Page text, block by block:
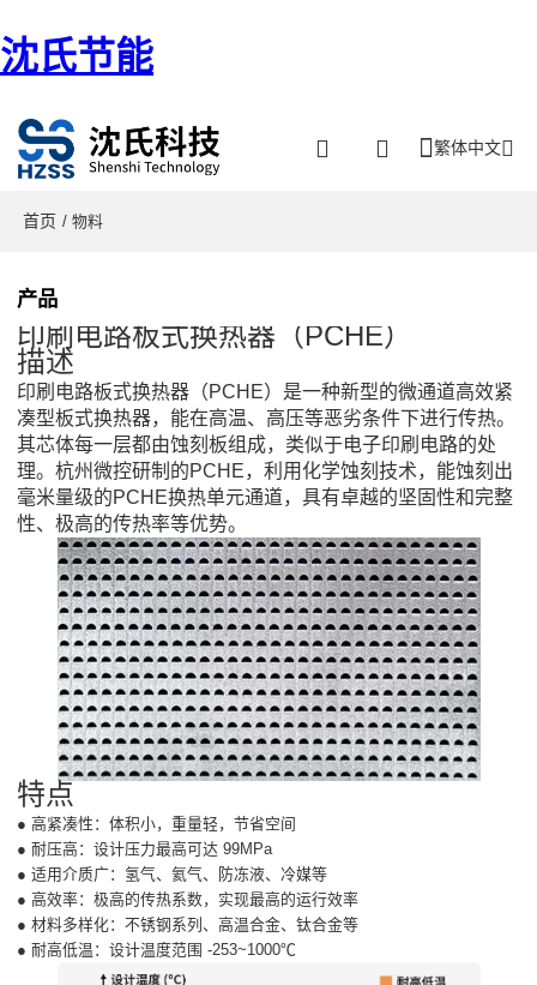
沈氏节能
繁体中文
首页 / 物料
产品
印刷电路板式换热器（PCHE）
描述
印刷电路板式换热器（PCHE）是一种新型的微通道高效紧
凑型板式换热器，能在高温、高压等恶劣条件下进行传热。
其芯体每一层都由蚀刻板组成，类似于电子印刷电路的处
理。杭州微控研制的PCHE，利用化学蚀刻技术，能蚀刻出
毫米量级的PCHE换热单元通道，具有卓越的坚固性和完整
性、极高的传热率等优势。
特点
● 高紧凑性：体积小，重量轻，节省空间
● 耐压高：设计压力最高可达 99MPa
● 适用介质广：氢气、氦气、防冻液、冷媒等
● 高效率：极高的传热系数，实现最高的运行效率
● 材料多样化：不锈钢系列、高温合金、钛合金等
● 耐高低温：设计温度范围 -253~1000℃